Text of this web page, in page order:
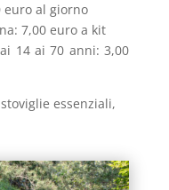
euro al giorno
7,00 euro a kit
14 ai 70 anni: 3,00
essenziali,